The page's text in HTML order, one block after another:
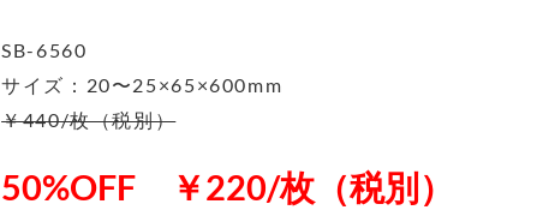
SB-6560
サイズ：20〜25×65×600mm
￥440/枚（税別）
50%OFF ￥220/枚（税別）